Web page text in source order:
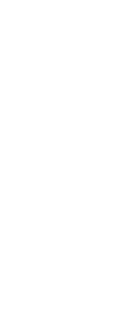
DARK RESTORATIVE